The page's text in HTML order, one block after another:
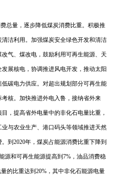
总量，逐步降低煤炭消费比重。积极推
洁利用。加强煤炭安全绿色开发和清洁
气、煤改电，鼓励利用可再生能源、天
展核电，协调推进风电开发，推动太阳
碳电力供应。对超出规划部分可再生能
核。加快推进外电入鲁，接纳省外来
，提高省外电量中的非化石电量比重，
与农业生产、港口码头等领域推进天然
到2020年，煤炭占能源消费比重下降到
源和可再生能源提高到7%，油品消费稳
的比重达到20%，其中非化石能源电量